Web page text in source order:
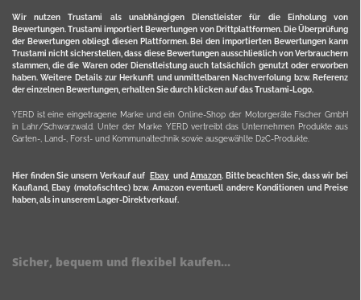
Wir nutzen Trustami als unabhängigen Dienstleister für die Einholung von
Bewertungen. Trustami importiert Bewertungen von Drittplattformen. Die Überprüfung
der Bewertungen obliegt diesen Plattformen. Bei den importierten Bewertungen kann
Trustami nicht sicherstellen, dass diese Bewertungen ausschließlich von Verbrauchern
stammen, die die Waren oder Dienstleistung auch tatsächlich genutzt oder erworben
haben. Weitere Details zur Herkunft und unmittelbaren Nachverfolung bzw. Referenz
der einzelnen Bewertungen, erhalten Sie durch klicken auf das Trustami-Logo.
YERD ist eine eingetragene Marke und ein Online-Shop der Motorgeräte Fischer GmbH
in Lahr/Schwarzwald. Unter der Marke YERD vertreibt das Unternehmen Produkte aus
Garten-, Land-, Forst- und Kommunaltechnik sowie ausgewählte D2C-Produkte.
Hier finden Sie unsern Verkauf auf Ebayund Amazon. Bitte beachten Sie, dass wir bei
Kaufland, Ebay (motofischtec) bzw. Amazon eventuell andere Konditionen und Preise
haben, als in unserem Lager-Direktverkauf.
Sicher, bequem und flexibel kaufen...